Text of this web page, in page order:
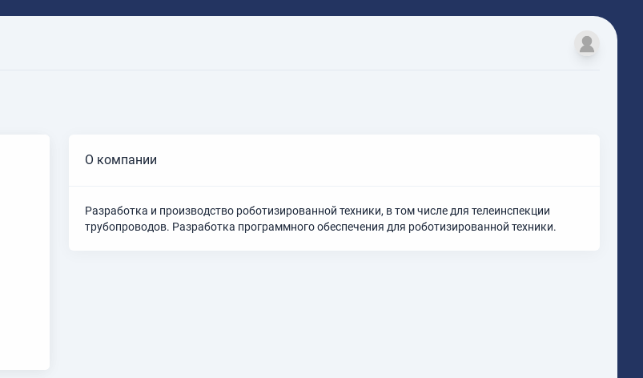
О компании
Разработка и производство роботизированной техники, в том числе для телеинспекции
трубопроводов. Разработка программного обеспечения для роботизированной техники.